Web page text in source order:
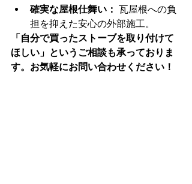
確実な屋根仕舞い： 瓦屋根への負
担を抑えた安心の外部施工。
「自分で買ったストーブを取り付けて
ほしい」というご相談も承っておりま
す。お気軽にお問い合わせください！